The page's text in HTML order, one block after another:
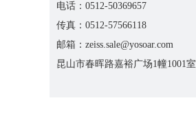
电话：0512-50369657
传真：0512-57566118
邮箱：zeiss.sale@yosoar.com
昆山市春晖路嘉裕广场1幢1001室